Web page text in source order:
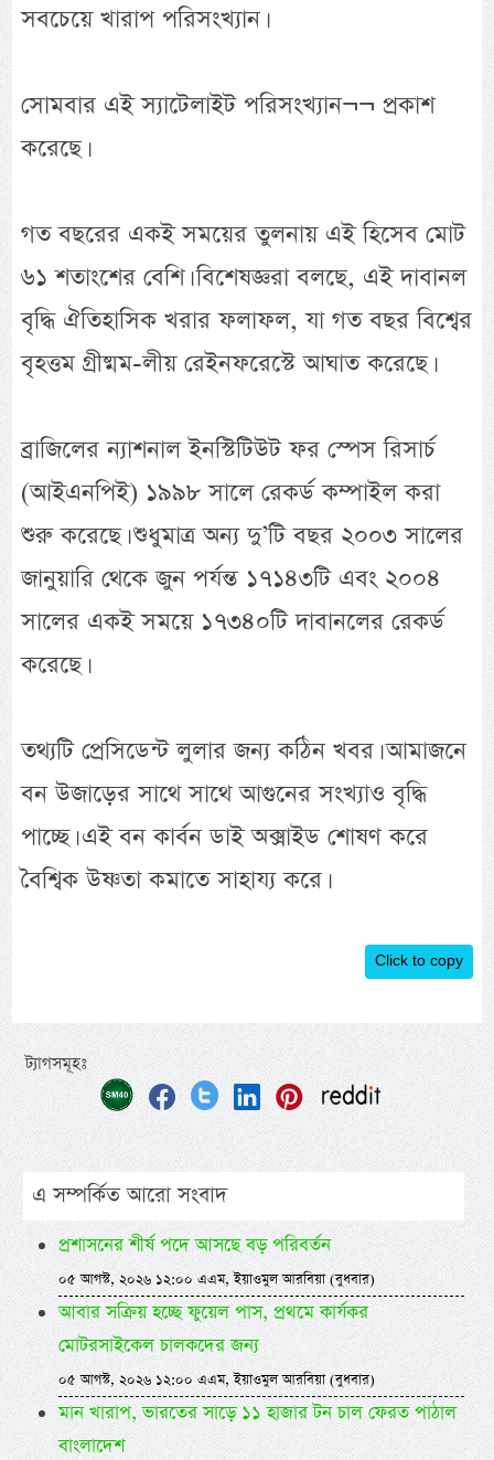
সবচেয়ে খারাপ পরিসংখ্যান।
সোমবার এই স্যাটেলাইট পরিসংখ্যান¬¬ প্রকাশ
করেছে।
গত বছরের একই সময়ের তুলনায় এই হিসেব মোট
৬১ শতাংশের বেশি। বিশেষজ্ঞরা বলছে, এই দাবানল
বৃদ্ধি ঐতিহাসিক খরার ফলাফল, যা গত বছর বিশ্বের
বৃহত্তম গ্রীষ্মম-লীয় রেইনফরেস্টে আঘাত করেছে।
ব্রাজিলের ন্যাশনাল ইনস্টিটিউট ফর স্পেস রিসার্চ
(আইএনপিই) ১৯৯৮ সালে রেকর্ড কম্পাইল করা
শুরু করেছে। শুধুমাত্র অন্য দু’টি বছর ২০০৩ সালের
জানুয়ারি থেকে জুন পর্যন্ত ১৭১৪৩টি এবং ২০০৪
সালের একই সময়ে ১৭৩৪০টি দাবানলের রেকর্ড
করেছে।
তথ্যটি প্রেসিডেন্ট লুলার জন্য কঠিন খবর। আমাজনে
বন উজাড়ের সাথে সাথে আগুনের সংখ্যাও বৃদ্ধি
পাচ্ছে। এই বন কার্বন ডাই অক্সাইড শোষণ করে
বৈশ্বিক উষ্ণতা কমাতে সাহায্য করে।
Click to copy
ট্যাগসমূহঃ
এ সম্পর্কিত আরো সংবাদ
প্রশাসনের শীর্ষ পদে আসছে বড় পরিবর্তন
০৫ আগস্ট, ২০২৬ ১২:০০ এএম, ইয়াওমুল আরবিয়া (বুধবার)
আবার সক্রিয় হচ্ছে ফুয়েল পাস, প্রথমে কার্যকর
মোটরসাইকেল চালকদের জন্য
০৫ আগস্ট, ২০২৬ ১২:০০ এএম, ইয়াওমুল আরবিয়া (বুধবার)
মান খারাপ, ভারতের সাড়ে ১১ হাজার টন চাল ফেরত পাঠাল
বাংলাদেশ